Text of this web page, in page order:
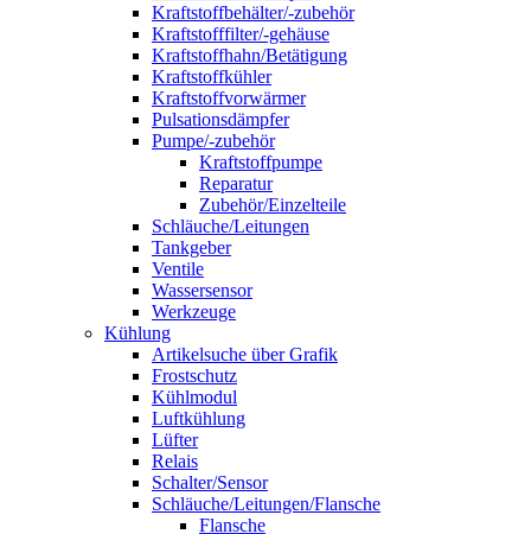
Kraftstoffbehälter/-zubehör
Kraftstofffilter/-gehäuse
Kraftstoffhahn/Betätigung
Kraftstoffkühler
Kraftstoffvorwärmer
Pulsationsdämpfer
Pumpe/-zubehör
Kraftstoffpumpe
Reparatur
Zubehör/Einzelteile
Schläuche/Leitungen
Tankgeber
Ventile
Wassersensor
Werkzeuge
Kühlung
Artikelsuche über Grafik
Frostschutz
Kühlmodul
Luftkühlung
Lüfter
Relais
Schalter/Sensor
Schläuche/Leitungen/Flansche
Flansche